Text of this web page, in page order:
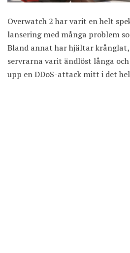
Overwatch 2 har varit en helt
lansering med många problem
Bland annat har hjältar
servrarna varit ändlöst långa
upp en DDoS-attack mitt i det